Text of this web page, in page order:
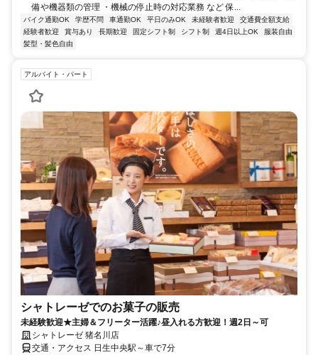
備や機器類の管理 ・機械の停止時の対応業務 など 保...
バイク通勤OK 学歴不問 車通勤OK 平日のみOK 未経験者歓迎
交通費全額支給
経験者歓迎
賞与あり 長期歓迎 固定シフト制 シフト制 週4日以上OK
服装自由
髪型・髪色自由
アルバイト・パート
シャトレーゼでのお菓子の販売
未経験歓迎★主婦＆フリーター活躍♪昼入れる方歓迎！週2日～可
シャトレーゼ 猪名川店
交通・アクセス 日生中央駅～車で7分